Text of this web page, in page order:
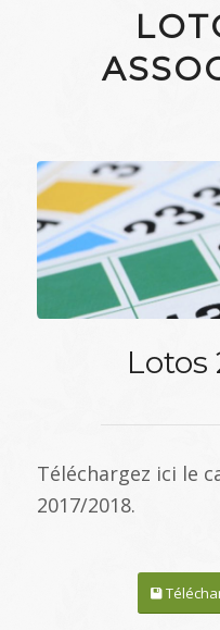
Lotos
Téléchargez ici le
2017/2018.